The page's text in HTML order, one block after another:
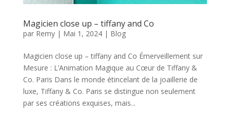
Magicien close up – tiffany and Co
par Remy| Mai 1, 2024| Blog
Magicien close up – tiffany and Co Émerveillement sur
Mesure : L’Animation Magique au Cœur de Tiffany &
Co. Paris Dans le monde étincelant de la joaillerie de
luxe, Tiffany & Co. Paris se distingue non seulement
par ses créations exquises, mais...